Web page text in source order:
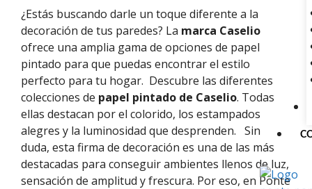
¿Estás buscando darle un toque diferente a la
decoración de tus paredes? La marca Caselio
ofrece una amplia gama de opciones de papel
pintado para que puedas encontrar el estilo
perfecto para tu hogar. Descubre las diferentes
colecciones de papel pintado de Caselio. Todas
ellas destacan por el colorido, los estampados
alegres y la luminosidad que desprenden. Sin
duda, esta firma de decoración es una de las más
destacadas para conseguir ambientes llenos de luz,
sensación de amplitud y frescura. Por eso, en Ponte